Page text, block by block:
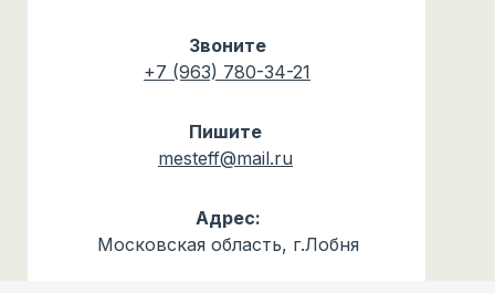
Адрес:
Московская область, г.Лобня
Пишите
mesteff@mail.ru
Звоните
+7 (963) 780-34-21